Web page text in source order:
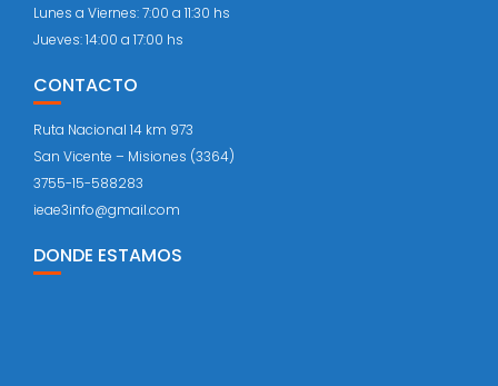
Lunes a Viernes: 7:00 a 11:30 hs
Jueves: 14:00 a 17:00 hs
CONTACTO
Ruta Nacional 14 km 973
San Vicente – Misiones (3364)
3755-15-588283
ieae3info@gmail.com
DONDE ESTAMOS